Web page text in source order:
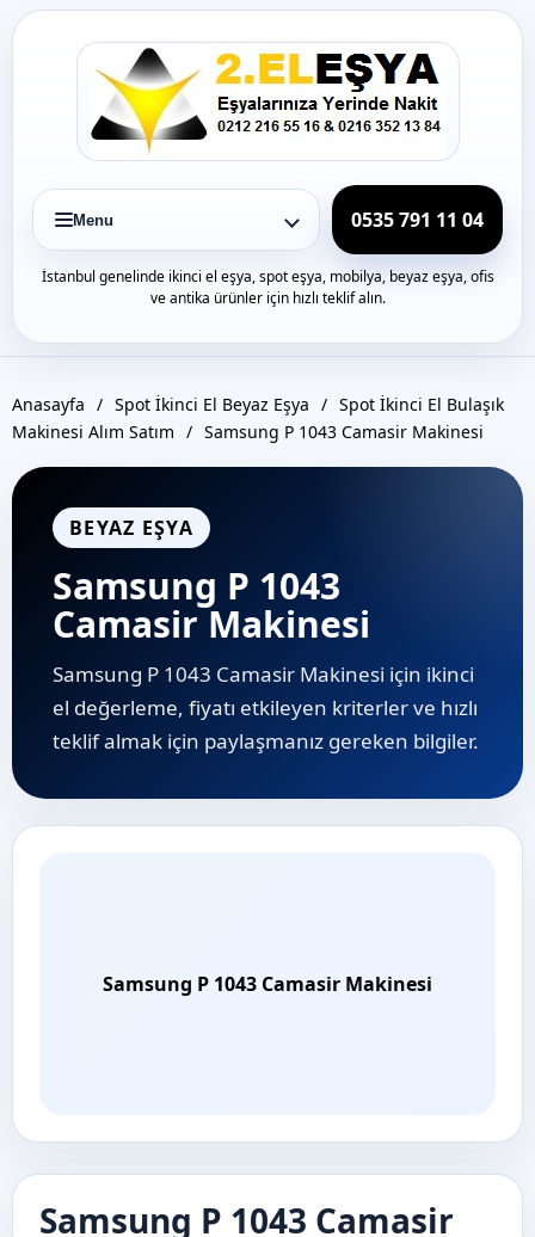
Icerige
Menu 0535 791 11 04
İstanbul genelinde ikinci el eşya, spot eşya, mobilya, beyaz eşya, ofis
ve antika ürünler için hızlı teklif alın.
Anasayfa / Spot İkinci El Beyaz Eşya / Spot İkinci El Bulaşık
Makinesi Alım Satım / Samsung P 1043 Camasir Makinesi
BEYAZ EŞYA
Samsung P 1043
Camasir Makinesi
Samsung P 1043 Camasir Makinesi için ikinci
el değerleme, fiyatı etkileyen kriterler ve hızlı
teklif almak için paylaşmanız gereken bilgiler.
Samsung P 1043 Camasir Makinesi
Samsung P 1043 Camasir